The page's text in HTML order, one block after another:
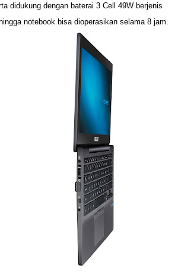
didukung dengan baterai 3 Cell 49W berjenis
notebook bisa dioperasikan selama 8 jam.